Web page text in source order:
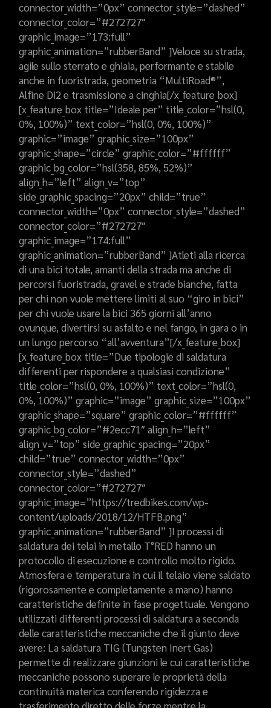
connector_width=”0px” connector_style=”dashed”
connector_color=”#272727″
graphic_image=”173:full”
graphic_animation=”rubberBand” ]Veloce su strada,
agile sullo sterrato e ghiaia, performante e stabile
anche in fuoristrada, geometria “MultiRoad®”,
Alfine Di2 e trasmissione a cinghia[/x_feature_box]
[x_feature_box title=”Ideale per” title_color=”hsl(0,
0%, 100%)” text_color=”hsl(0, 0%, 100%)”
graphic=”image” graphic_size=”100px”
graphic_shape=”circle” graphic_color=”#ffffff”
graphic_bg_color=”hsl(358, 85%, 52%)”
align_h=”left” align_v=”top”
side_graphic_spacing=”20px” child=”true”
connector_width=”0px” connector_style=”dashed”
connector_color=”#272727″
graphic_image=”174:full”
graphic_animation=”rubberBand” ]Atleti alla ricerca
di una bici totale, amanti della strada ma anche di
percorsi fuoristrada, gravel e strade bianche, fatta
per chi non vuole mettere limiti al suo “giro in bici”
per chi vuole usare la bici 365 giorni all’anno
ovunque, divertirsi su asfalto e nel fango, in gara o in
un lungo percorso “all’avventura”[/x_feature_box]
[x_feature_box title=”Due tipologie di saldatura
differenti per rispondere a qualsiasi condizione”
title_color=”hsl(0, 0%, 100%)” text_color=”hsl(0,
0%, 100%)” graphic=”image” graphic_size=”100px”
graphic_shape=”square” graphic_color=”#ffffff”
graphic_bg_color=”#2ecc71″ align_h=”left”
align_v=”top” side_graphic_spacing=”20px”
child=”true” connector_width=”0px”
connector_style=”dashed”
connector_color=”#272727″
graphic_image=”https://tredbikes.com/wp-
content/uploads/2018/12/HTFB.png”
graphic_animation=”rubberBand” ]I processi di
saldatura dei telai in metallo T°RED hanno un
protocollo di esecuzione e controllo molto rigido.
Atmosfera e temperatura in cui il telaio viene saldato
(rigorosamente e completamente a mano) hanno
caratteristiche definite in fase progettuale. Vengono
utilizzati differenti processi di saldatura a seconda
delle caratteristiche meccaniche che il giunto deve
avere: La saldatura TIG (Tungsten Inert Gas)
permette di realizzare giunzioni le cui caratteristiche
meccaniche possono superare le proprietà della
continuità materica conferendo rigidezza e